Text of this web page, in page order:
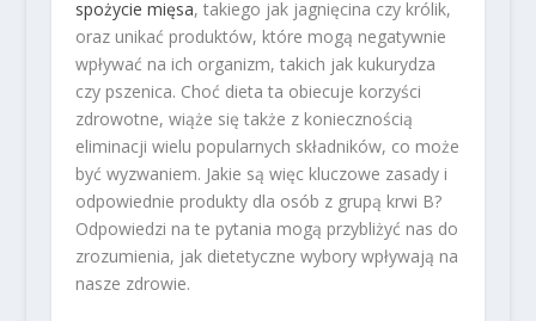
spożycie mięsa, takiego jak jagnięcina czy królik,
oraz unikać produktów, które mogą negatywnie
wpływać na ich organizm, takich jak kukurydza
czy pszenica. Choć dieta ta obiecuje korzyści
zdrowotne, wiąże się także z koniecznością
eliminacji wielu popularnych składników, co może
być wyzwaniem. Jakie są więc kluczowe zasady i
odpowiednie produkty dla osób z grupą krwi B?
Odpowiedzi na te pytania mogą przybliżyć nas do
zrozumienia, jak dietetyczne wybory wpływają na
nasze zdrowie.